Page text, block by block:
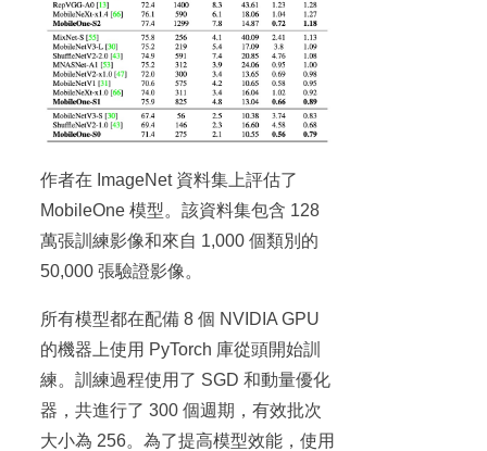
作者在 ImageNet 資料集上評估了
MobileOne 模型。該資料集包含 128
萬張訓練影像和來自 1,000 個類別的
50,000 張驗證影像。
所有模型都在配備 8 個 NVIDIA GPU
的機器上使用 PyTorch 庫從頭開始訓
練。訓練過程使用了 SGD 和動量優化
器，共進行了 300 個週期，有效批次
大小為 256。為了提高模型效能，使用